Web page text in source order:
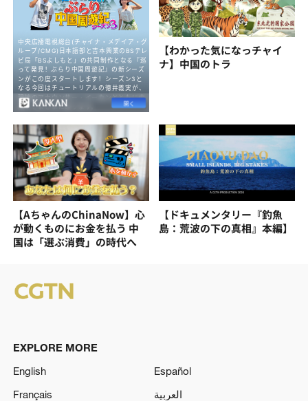
【わかった気になっチャイ
ナ】中国のトラ
【AちゃんのChinaNow】心
が動くものにお金を払う 中
国は「選ぶ消費」の時代へ
【ドキュメンタリー『釣魚
島：荒波の下の真相』本編】
EXPLORE MORE
English
Español
Français
العربية